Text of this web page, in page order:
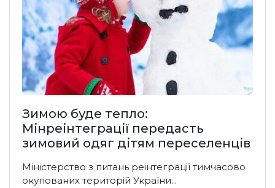
Зимою буде тепло:
Мінреінтеграції передасть
зимовий одяг дітям переселенців
Міністерство з питань реінтеграції тимчасово
окупованих територій України...